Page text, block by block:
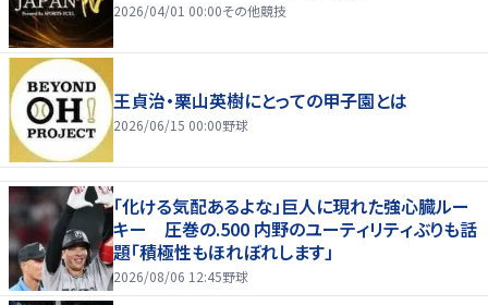
2026/04/01 00:00その他競技
王貞治・栗山英樹にとっての甲子園とは
2026/06/15 00:00野球
「化ける気配あるよな」巨人に現れた強心臓ルー
キー 圧巻の.500 内野のユーティリティぶりも話
題「積極性もほれぼれします」
2026/08/06 12:45野球